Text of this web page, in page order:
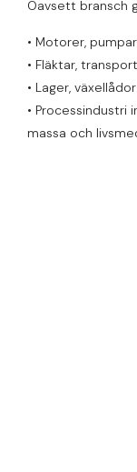
Oavsett bransch
• Motorer,
• Fläktar,
• Lager,
• Processindustri
massa och